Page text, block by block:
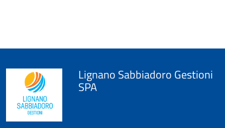
Lignano Sabbiadoro Gestioni
SPA